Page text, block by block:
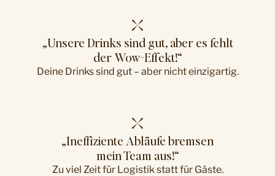
„Unsere Drinks sind gut, aber es fehlt
der Wow-Effekt!“
Deine Drinks sind gut – aber nicht einzigartig.
„Ineffiziente Abläufe bremsen
mein Team aus!“
Zu viel Zeit für Logistik statt für Gäste.